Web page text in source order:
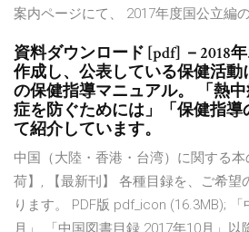
案内ページにて、 2017年度国公立編
資料ダウンロード [pdf] －2018
作成し、公表している保健活
の保健指導マニュアル。 「熱
症を防ぐためには」「保健指
て紹介しています。
中国（大陸・香港・台湾）に関する
荷】, 【最新刊】 各種目録を、ご希望
ります。 PDF版 pdf_icon (16.3MB);